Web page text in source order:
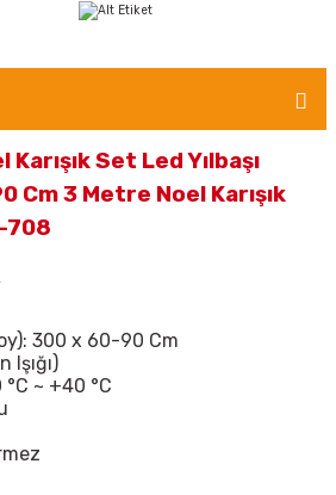
Set Led Yılbaşı
Cm 3 Metre Noel Karışık
708
300 x 60-90 Cm
Işığı)
°C ~ +40 °C